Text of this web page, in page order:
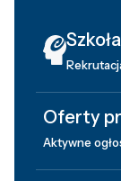
Oferty
Aktywne